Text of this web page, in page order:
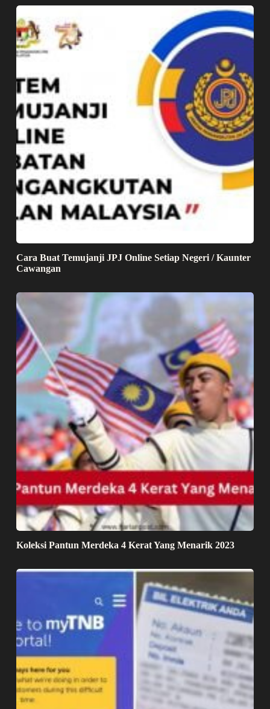
Cara Buat Temujanji JPJ Online Setiap Negeri / Kaunter
Cawangan
Koleksi Pantun Merdeka 4 Kerat Yang Menarik 2023